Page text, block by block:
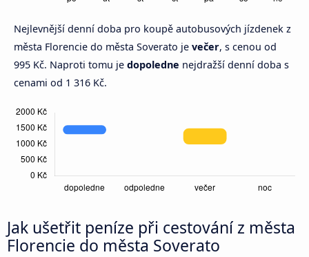
Nejlevnější denní doba pro koupě autobusových jízdenek z
města Florencie do města Soverato je večer, s cenou od
995 Kč. Naproti tomu je dopoledne nejdražší denní doba s
cenami od 1 316 Kč.
Jak ušetřit peníze při cestování z města
Florencie do města Soverato